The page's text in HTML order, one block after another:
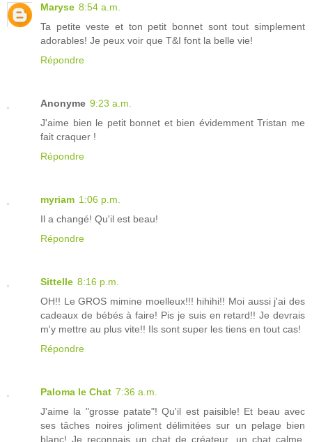
Maryse 8:54 a.m.
Ta petite veste et ton petit bonnet sont tout simplement
adorables! Je peux voir que T&I font la belle vie!
Répondre
Anonyme 9:23 a.m.
J'aime bien le petit bonnet et bien évidemment Tristan me
fait craquer !
Répondre
myriam 1:06 p.m.
Il a changé! Qu'il est beau!
Répondre
Sittelle 8:16 p.m.
OH!! Le GROS mimine moelleux!!! hihihi!! Moi aussi j'ai des
cadeaux de bébés à faire! Pis je suis en retard!! Je devrais
m'y mettre au plus vite!! Ils sont super les tiens en tout cas!
Répondre
Paloma le Chat 7:36 a.m.
J'aime la "grosse patate"! Qu'il est paisible! Et beau avec
ses tâches noires joliment délimitées sur un pelage bien
blanc! Je reconnais un chat de créateur, un chat calme,